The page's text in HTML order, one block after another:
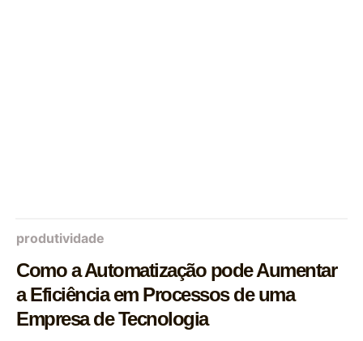
produtividade
Como a Automatização pode Aumentar
a Eficiência em Processos de uma
Empresa de Tecnologia